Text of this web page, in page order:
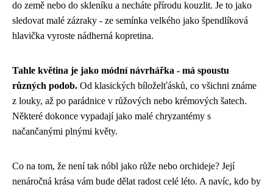
do země nebo do skleníku a necháte přírodu kouzlit. Je to jako
sledovat malé zázraky - ze semínka velkého jako špendlíková
hlavička vyroste nádherná kopretina.
Tahle květina je jako módní návrhářka - má spoustu
různých podob. Od klasických bíloželťásků, co všichni známe
z louky, až po parádnice v růžových nebo krémových šatech.
Některé dokonce vypadají jako malé chryzantémy s
načančanými plnými květy.
Co na tom, že není tak nóbl jako růže nebo orchideje? Její
nenáročná krása vám bude dělat radost celé léto. A navíc, kdo by